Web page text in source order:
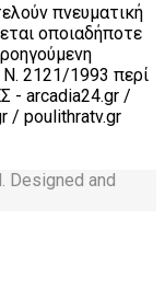
πνευματική
οποιαδήποτε
2121/1993 περί
- arcadia24.gr /
/ poulithratv.gr
Designed and